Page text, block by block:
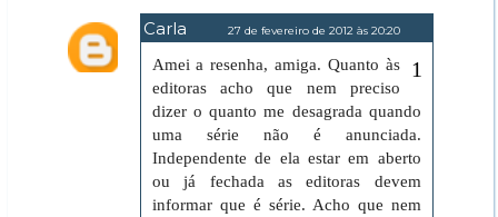
Carla 27 de fevereiro de 2012 às 20:20
Amei a resenha, amiga. Quanto às
editoras acho que nem preciso
dizer o quanto me desagrada quando
uma série não é anunciada.
Independente de ela estar em aberto
ou já fechada as editoras devem
informar que é série. Acho que nem